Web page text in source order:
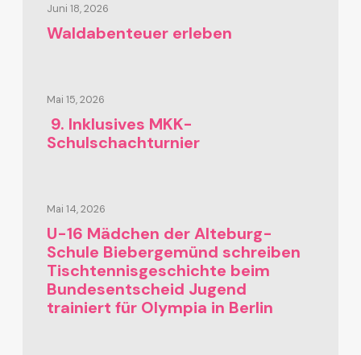
Juni 18, 2026
Waldabenteuer erleben
Mai 15, 2026
9. Inklusives MKK-
Schulschachturnier
Mai 14, 2026
U-16 Mädchen der Alteburg-
Schule Biebergemünd schreiben
Tischtennisgeschichte beim
Bundesentscheid Jugend
trainiert für Olympia in Berlin